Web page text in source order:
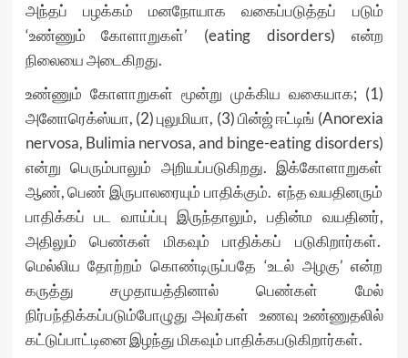
அந்தப் பழக்கம் மனநோயாக வகைப்படுத்தப் படும்
‘உண்ணும் கோளாறுகள்’ (eating disorders) என்ற
நிலையை அடைகிறது.
உண்ணும் கோளாறுகள் மூன்று முக்கிய வகையாக; (1)
அனோரெக்ஸ்யா, (2) புலுமியா, (3) பின்ஜ் ஈட்டிங் (Anorexia
nervosa, Bulimia nervosa, and binge-eating disorders)
என்று பெரும்பாலும் அறியப்படுகிறது. இக்கோளாறுகள்
ஆண், பெண் இருபாலரையும் பாதிக்கும். எந்த வயதினரும்
பாதிக்கப் பட வாய்ப்பு இருந்தாலும், பதின்ம வயதினர்,
அதிலும் பெண்கள் மிகவும் பாதிக்கப் படுகிறார்கள்.
மெல்லிய தோற்றம் கொண்டிருப்பதே ‘உடல் அழகு’ என்ற
கருத்து சமுதாயத்தினால் பெண்கள் மேல்
நிர்பந்திக்கப்படும்போழுது அவர்கள் உணவு உண்ணுதலில்
கட்டுப்பாட்டினை இழந்து மிகவும் பாதிக்கபடுகிறார்கள்.